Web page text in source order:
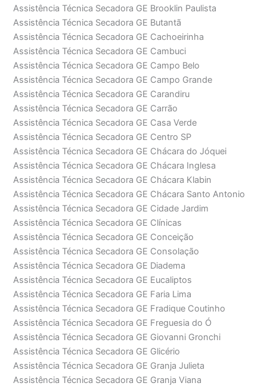
Assistência Técnica Secadora GE Brooklin Paulista
Assistência Técnica Secadora GE Butantã
Assistência Técnica Secadora GE Cachoeirinha
Assistência Técnica Secadora GE Cambuci
Assistência Técnica Secadora GE Campo Belo
Assistência Técnica Secadora GE Campo Grande
Assistência Técnica Secadora GE Carandiru
Assistência Técnica Secadora GE Carrão
Assistência Técnica Secadora GE Casa Verde
Assistência Técnica Secadora GE Centro SP
Assistência Técnica Secadora GE Chácara do Jóquei
Assistência Técnica Secadora GE Chácara Inglesa
Assistência Técnica Secadora GE Chácara Klabin
Assistência Técnica Secadora GE Chácara Santo Antonio
Assistência Técnica Secadora GE Cidade Jardim
Assistência Técnica Secadora GE Clínicas
Assistência Técnica Secadora GE Conceição
Assistência Técnica Secadora GE Consolação
Assistência Técnica Secadora GE Diadema
Assistência Técnica Secadora GE Eucaliptos
Assistência Técnica Secadora GE Faria Lima
Assistência Técnica Secadora GE Fradique Coutinho
Assistência Técnica Secadora GE Freguesia do Ó
Assistência Técnica Secadora GE Giovanni Gronchi
Assistência Técnica Secadora GE Glicério
Assistência Técnica Secadora GE Granja Julieta
Assistência Técnica Secadora GE Granja Viana